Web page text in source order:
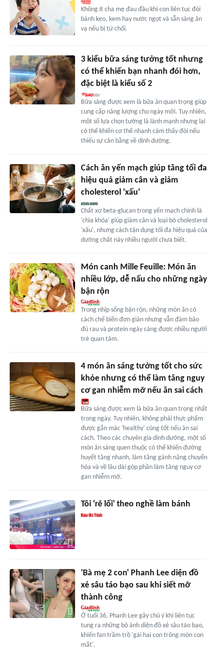
Không ít cha mẹ đau đầu khi con liên tục đòi
bánh kẹo, kem hay nước ngọt và sẵn sàng ăn
vạ nếu bị từ chối.
3 kiểu bữa sáng tưởng tốt nhưng
có thể khiến bạn nhanh đói hơn,
đặc biệt là kiểu số 2
Bữa sáng được xem là bữa ăn quan trọng giúp
cung cấp năng lượng cho ngày mới. Tuy nhiên,
một số lựa chọn tưởng là lành mạnh nhưng lại
có thể khiến cơ thể nhanh cảm thấy đói nếu
thiếu sự cân bằng về dinh dưỡng.
Cách ăn yến mạch giúp tăng tối đa
hiệu quả giảm cân và giảm
cholesterol 'xấu'
Chất xơ beta-glucan trong yến mạch chính là
'chìa khóa' giúp giảm cân và loại bỏ cholesterol
'xấu', nhưng cách tận dụng tối đa hiệu quả của
dưỡng chất này nhiều người chưa biết.
Món canh Mille Feuille: Món ăn
nhiều lớp, dễ nấu cho những ngày
bận rộn
Trong nhịp sống bận rộn, những món ăn có
cách chế biến đơn giản nhưng vẫn đảm bảo
đủ rau và protein ngày càng được nhiều người
trẻ quan tâm.
4 món ăn sáng tưởng tốt cho sức
khỏe nhưng có thể làm tăng nguy
cơ gan nhiễm mỡ nếu ăn sai cách
Bữa sáng được xem là bữa ăn quan trọng nhất
trong ngày. Tuy nhiên, không phải thực phẩm
được gắn mác 'healthy' cũng tốt nếu ăn sai
cách. Theo các chuyên gia dinh dưỡng, một số
món ăn sáng quen thuộc có thể khiến đường
huyết tăng nhanh, làm tăng gánh nặng chuyển
hóa và về lâu dài góp phần làm tăng nguy cơ
gan nhiễm mỡ.
Tôi 'rẽ lối' theo nghề làm bánh
'Bà mẹ 2 con' Phanh Lee diện đồ
xẻ sâu táo bạo sau khi siết mỡ
thành công
Ở tuổi 36, Phanh Lee gây chú ý khi liên tục
tung ra những bộ ảnh diện đồ xẻ sâu táo bạo,
khiến fan trầm trồ 'gái hai con trông mòn con
mắt'.